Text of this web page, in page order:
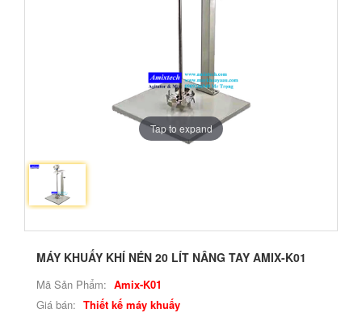
Tap to expand
MÁY KHUẤY KHÍ NÉN 20 LÍT NÂNG TAY AMIX-K01
Mã Sản Phẩm: Amix-K01
Giá bán: Thiết kế máy khuấy